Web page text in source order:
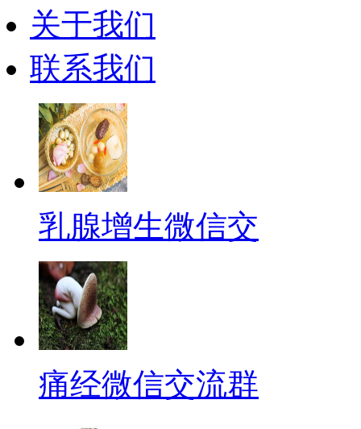
关于我们
联系我们
乳腺增生微信交
痛经微信交流群